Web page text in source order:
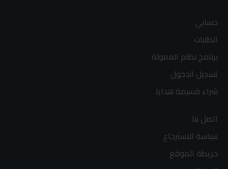
حسابي
الطلبات
برنامج نظام العمولة
تسجيل الدخول
شراء قسيمة هدايا
اتصل بنا
سياسة الاسترجاع
خريطة الموقع